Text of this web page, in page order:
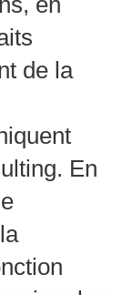
de la
En